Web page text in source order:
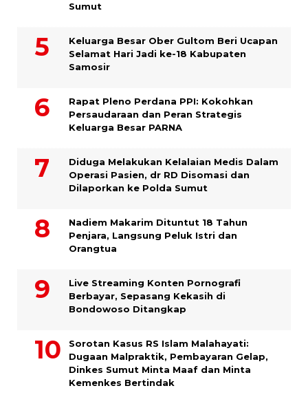
Sumut
Keluarga Besar Ober Gultom Beri Ucapan
Selamat Hari Jadi ke-18 Kabupaten
Samosir
Rapat Pleno Perdana PPI: Kokohkan
Persaudaraan dan Peran Strategis
Keluarga Besar PARNA
Diduga Melakukan Kelalaian Medis Dalam
Operasi Pasien, dr RD Disomasi dan
Dilaporkan ke Polda Sumut
​Nadiem Makarim Dituntut 18 Tahun
Penjara, Langsung Peluk Istri dan
Orangtua
Live Streaming Konten Pornografi
Berbayar, Sepasang Kekasih di
Bondowoso Ditangkap
Sorotan Kasus RS Islam Malahayati:
Dugaan Malpraktik, Pembayaran Gelap,
Dinkes Sumut Minta Maaf dan Minta
Kemenkes Bertindak